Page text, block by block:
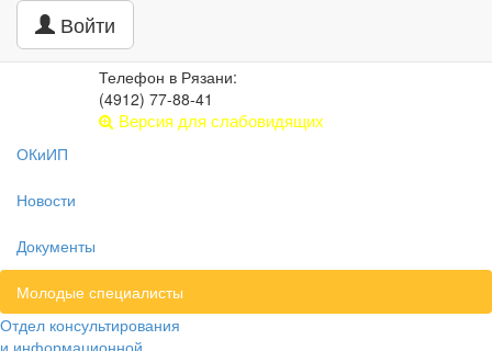
ВойтиЦентр психолого-педагогической,
медицинской и социальной помощи
РЯЗАНСКАЯ ОБЛАСТЬ
Телефон в Рязани:
(4912) 77-88-41
Версия для слабовидящих
ОКиИП
Новости
Документы
Молодые специалисты
Отдел консультирования
и информационной